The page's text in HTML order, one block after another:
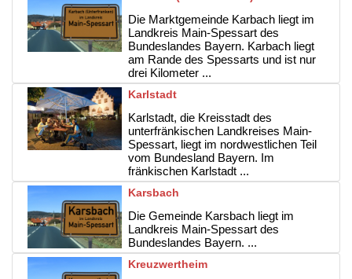
Die Marktgemeinde Karbach liegt im
Landkreis Main-Spessart des
Bundeslandes Bayern. Karbach liegt
am Rande des Spessarts und ist nur
drei Kilometer ...
Karlstadt
Karlstadt, die Kreisstadt des
unterfränkischen Landkreises Main-
Spessart, liegt im nordwestlichen Teil
vom Bundesland Bayern. Im
fränkischen Karlstadt ...
Karsbach
Die Gemeinde Karsbach liegt im
Landkreis Main-Spessart des
Bundeslandes Bayern. ...
Kreuzwertheim